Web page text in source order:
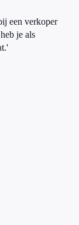
een verkoper
je als